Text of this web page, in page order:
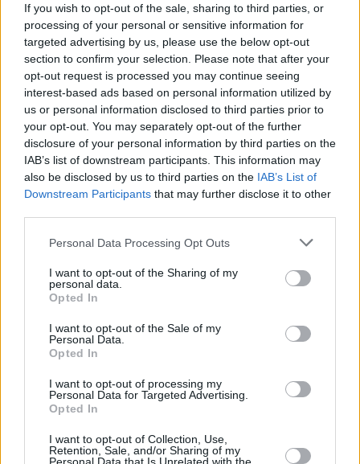
If you wish to opt-out of the sale, sharing to third parties, or
processing of your personal or sensitive information for
targeted advertising by us, please use the below opt-out
section to confirm your selection. Please note that after your
opt-out request is processed you may continue seeing
interest-based ads based on personal information utilized by
us or personal information disclosed to third parties prior to
your opt-out. You may separately opt-out of the further
disclosure of your personal information by third parties on the
IAB’s list of downstream participants. This information may
also be disclosed by us to third parties on the IAB’s List of
Downstream Participants that may further disclose it to other
Please note that this website/app uses one or more Google
not limited to your visit or usage behaviour. You may click to
grant or deny consent to Google and its third-party tags to
use your data for below specified purposes in below Google
consent section.
Personal Data Processing Opt Outs
I want to opt-out of the Sharing of my
personal data.
Opted In
I want to opt-out of the Sale of my
Personal Data.
Opted In
I want to opt-out of processing my
Personal Data for Targeted Advertising.
Opted In
I want to opt-out of Collection, Use,
Retention, Sale, and/or Sharing of my
Παναθηναϊκός: Την Κυριακή στην Αθήνα ο Αντίνο
Ο Αργεντινός εξτρέμ θα βρεθεί στην Ελλάδα το
μεσημέρι της Κυριακής (18/1) για να ολοκληρώσει τη
μεταγραφή του στον Παναθηναϊκό
16.01.2026, 22:32 7